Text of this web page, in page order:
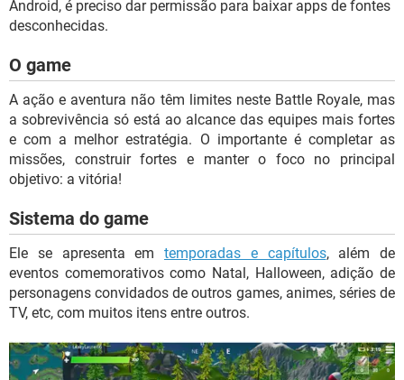
Android, é preciso dar permissão para baixar apps de fontes
desconhecidas.
O game
A ação e aventura não têm limites neste Battle Royale, mas
a sobrevivência só está ao alcance das equipes mais fortes
e com a melhor estratégia. O importante é completar as
missões, construir fortes e manter o foco no principal
objetivo: a vitória!
Sistema do game
Ele se apresenta em temporadas e capítulos, além de
eventos comemorativos como Natal, Halloween, adição de
personagens convidados de outros games, animes, séries de
TV, etc, com muitos itens entre outros.